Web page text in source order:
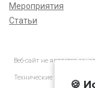
Мероприятия
Статьи
Веб-сайт не является
Технические
🍪